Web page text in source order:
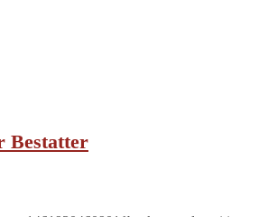
Bestatter